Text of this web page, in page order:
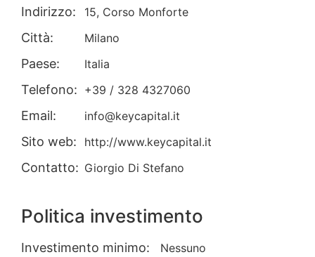
Indirizzo: 15, Corso Monforte
Città: Milano
Paese: Italia
Telefono: +39 / 328 4327060
Email: info@keycapital.it
Sito web: http://www.keycapital.it
Contatto: Giorgio Di Stefano
Politica investimento
Investimento minimo: Nessuno